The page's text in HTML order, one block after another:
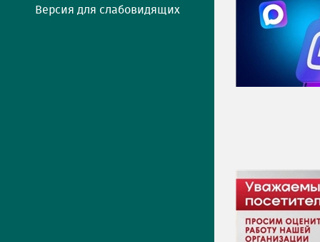
Версия для слабовидящих